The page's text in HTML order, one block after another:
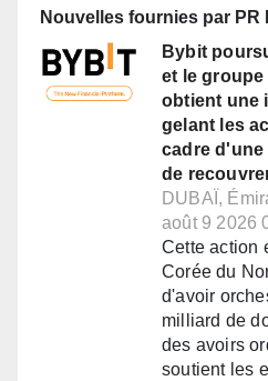
Nouvelles fournies par PR
Bybit
et le
obtient une
gelant les
cadre
de
DUBAÏ,
août 9 2026
Cette action
Corée du
d'avoir
milliard de
des avoirs
soutient les